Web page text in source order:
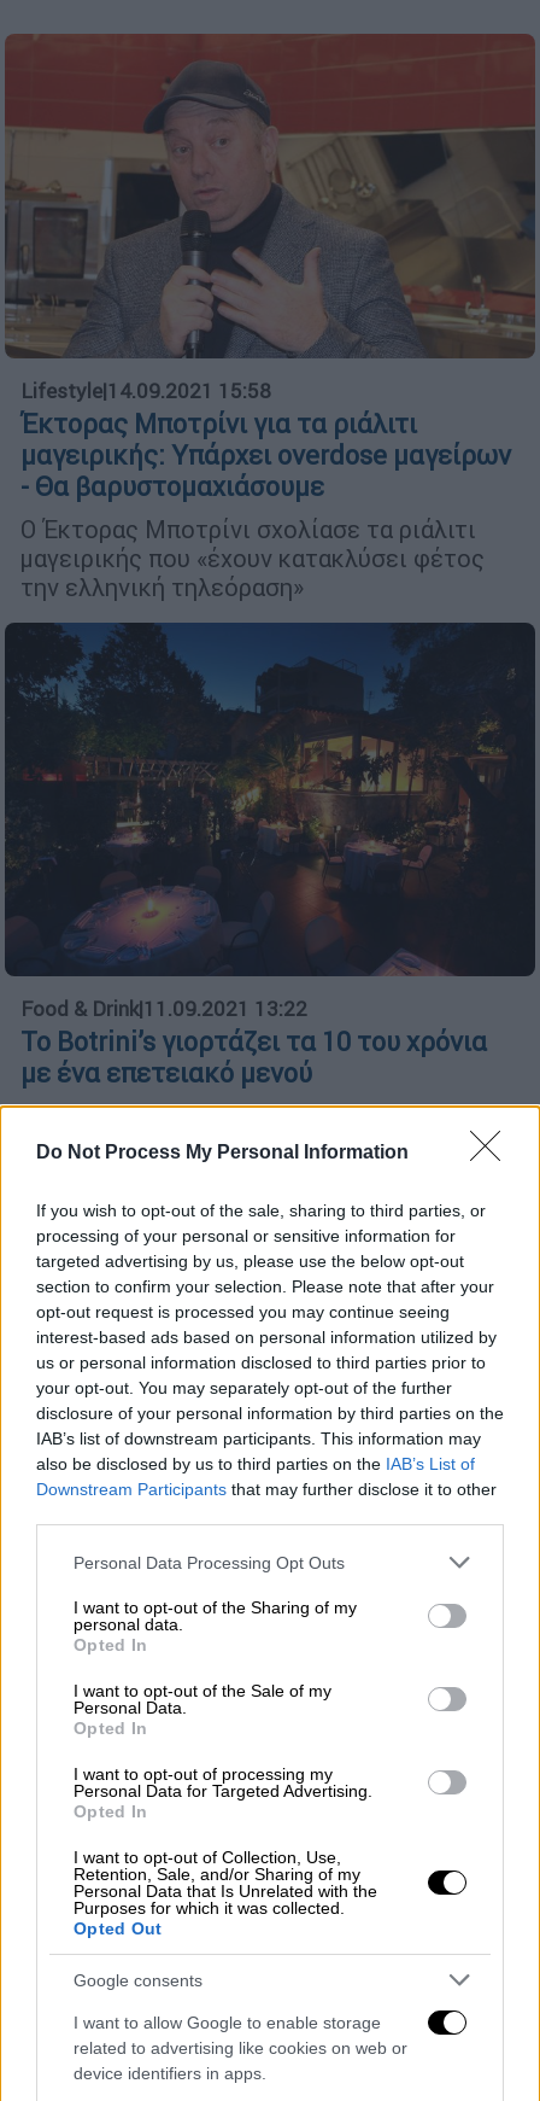
Do Not Process My Personal Information
If you wish to opt-out of the sale, sharing to third parties, or
processing of your personal or sensitive information for
targeted advertising by us, please use the below opt-out
section to confirm your selection. Please note that after your
opt-out request is processed you may continue seeing
interest-based ads based on personal information utilized by
us or personal information disclosed to third parties prior to
your opt-out. You may separately opt-out of the further
disclosure of your personal information by third parties on the
IAB’s list of downstream participants. This information may
also be disclosed by us to third parties on the IAB’s List of
Downstream Participants that may further disclose it to other
Please note that this website/app uses one or more Google
not limited to your visit or usage behaviour. You may click to
grant or deny consent to Google and its third-party tags to
use your data for below specified purposes in below Google
consent section.
Personal Data Processing Opt Outs
I want to opt-out of the Sharing of my
personal data.
Opted In
I want to opt-out of the Sale of my
Personal Data.
Opted In
I want to opt-out of processing my
Personal Data for Targeted Advertising.
Opted In
I want to opt-out of Collection, Use,
Retention, Sale, and/or Sharing of my
Personal Data that Is Unrelated with the
Purposes for which it was collected.
Opted Out
Google consents
I want to allow Google to enable storage
related to advertising like cookies on web or
device identifiers in apps.
Lifestyle|14.09.2021 15:58
Έκτορας Μποτρίνι για τα ριάλιτι
μαγειρικής: Υπάρχει overdose μαγείρων
- Θα βαρυστομαχιάσουμε
O Έκτορας Μποτρίνι σχολίασε τα ριάλιτι
μαγειρικής που «έχουν κατακλύσει φέτος
την ελληνική τηλεόραση»
Food & Drink|11.09.2021 13:22
Το Botrini’s γιορτάζει τα 10 του χρόνια
με ένα επετειακό μενού
Το αθηναϊκό εστιατόριο του Έκτορα
Μποτρίνι «πλέκει» σε μια ιδιαίτερη
από την πρώτη του μέρα, πιάτα που
προστέθηκαν στην πορεία κι άλλα που
παρουσιάζονται για πρώτη φορά
Food & Drink|05.07.2021 19:36
Η εταιρεία ΒΕΝΕΤΗ αναλαμβάνει τους
χώρους εστίασης της Εθνικής
Πινακοθήκης
Σε λίγο καιρό θα γνωρίσουμε το
αναψυκτήριο «Ιλισός» και το εστιατόριο
«Παρθένης», η κουζίνα του οποίου θα φέρει
την υπογραφή του Έκτορα Μποτρίνι